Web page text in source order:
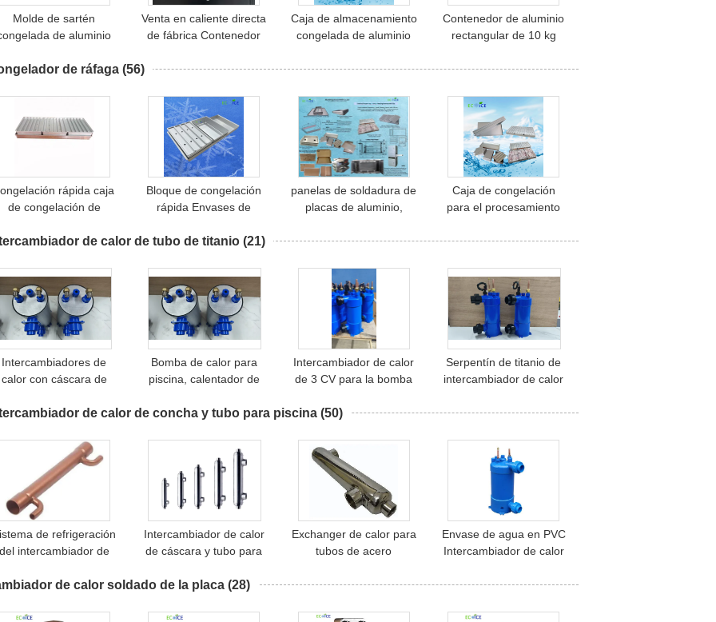
Molde de sartén
de aluminio
de congelador de
Venta en caliente directa
de fábrica Contenedor
reciclable de calidad
nuevo no adhesivo
personalizado para
bandeja de congelación
de mariscos
Caja de almacenamiento
congelada de aluminio
alimenticio
Contenedor de aluminio
rectangular de 10 kg
duradero y de calidad
congelador de mariscos
de ráfaga (56)
rápida caja
de congelación de
de 2 kg en aluminio,
Bloque de congelación
rápida Envases de
con tapa, caja de
ecológica, equipo de
bloque de camarón
congelado
panelas de soldadura de
placas de aluminio,
congelación rápida para
Caja de congelación
para el procesamiento
bandeja de congelación
sartén de congelación de
aluminio
de calor de tubo de titanio (21)
Intercambiadores de
calor con cáscara de
piscinas
Bomba de calor para
piscina, calentador de
de calor de titanio
Intercambiador de calor
de 3 CV para la bomba
Serpentín de titanio de
intercambiador de calor
acuario, piscina, pecera,
agua
de calor de concha y tubo para piscina (50)
de refrigeración
del intercambiador de
economizador
Intercambiador de calor
de cáscara y tubo para
de calor de cáscara y
Exchanger de calor para
tubos de acero
316L
Envase de agua en PVC
Intercambiador de calor
Intercambiador de calor
de calor soldado de la placa (28)